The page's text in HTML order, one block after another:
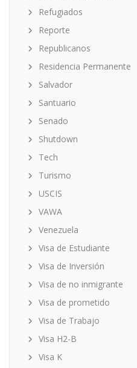
Refugiados
Reporte
Republicanos
Residencia Permanente
Salvador
Santuario
Senado
Shutdown
Tech
Turismo
USCIS
VAWA
Venezuela
Visa de Estudiante
Visa de Inversión
Visa de no inmigrante
Visa de prometido
Visa de Trabajo
Visa H2-B
Visa K